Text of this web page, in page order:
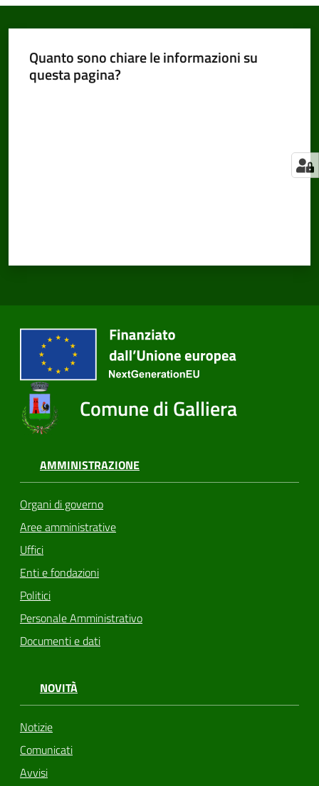
Quanto sono chiare le informazioni su
questa pagina?
Comune di Galliera
AMMINISTRAZIONE
Organi di governo
Aree amministrative
Uffici
Enti e fondazioni
Politici
Personale Amministrativo
Documenti e dati
NOVITÀ
Notizie
Comunicati
Avvisi